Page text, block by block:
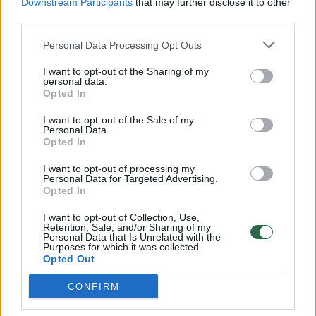
Personal Data Processing Opt Outs
I want to opt-out of the Sharing of my
personal data.
Opted In
I want to opt-out of the Sale of my
Personal Data.
Opted In
I want to opt-out of processing my
Personal Data for Targeted Advertising.
Opted In
I want to opt-out of Collection, Use,
Retention, Sale, and/or Sharing of my
Personal Data that Is Unrelated with the
Purposes for which it was collected.
Opted Out
CONFIRM
00:00:57
Savaitės vidurys nusimato karštas: temperatūra kils iki
32 laipsnių šilumos
Žinios | Orai
V. Zalužno pasisakymą laiko bandymu įsitvirtinti
Ukrainos politikoje: jis yra neteisus
Laidos | Nauja diena
00:05:25
K. Prunskienės brolis prisiminė jaudinančią akimirką
ženklas“
Žinios | Lietuvos diena